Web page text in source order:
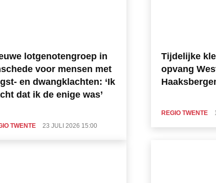
lotgenotengroep in
voor mensen met
en dwangklachten: ‘Ik
dat ik de enige was’
TWENTE 23 JULI 2026 15:00
Tijdelijke
opvang
REGIO TWENTE